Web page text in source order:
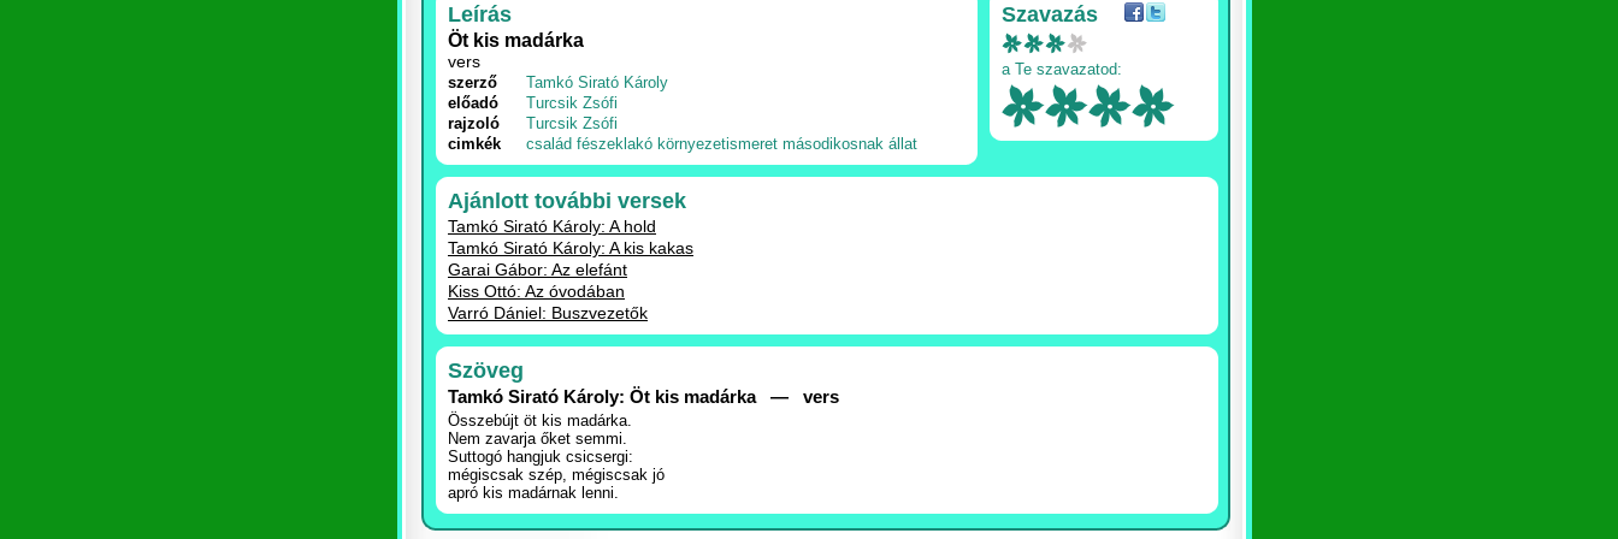
Leírás
Öt kis madárka
vers
szerző
Tamkó Sirató Károly
előadó
Turcsik Zsófi
rajzoló
Turcsik Zsófi
cimkék
család fészeklakó környezetismeret másodikosnak állat
Szavazás
a Te szavazatod:
Ajánlott további versek
Tamkó Sirató Károly: A hold
Tamkó Sirató Károly: A kis kakas
Garai Gábor: Az elefánt
Kiss Ottó: Az óvodában
Varró Dániel: Buszvezetők
Szöveg
Tamkó Sirató Károly: Öt kis madárka — vers
Összebújt öt kis madárka.
Nem zavarja őket semmi.
Suttogó hangjuk csicsergi:
mégiscsak szép, mégiscsak jó
apró kis madárnak lenni.